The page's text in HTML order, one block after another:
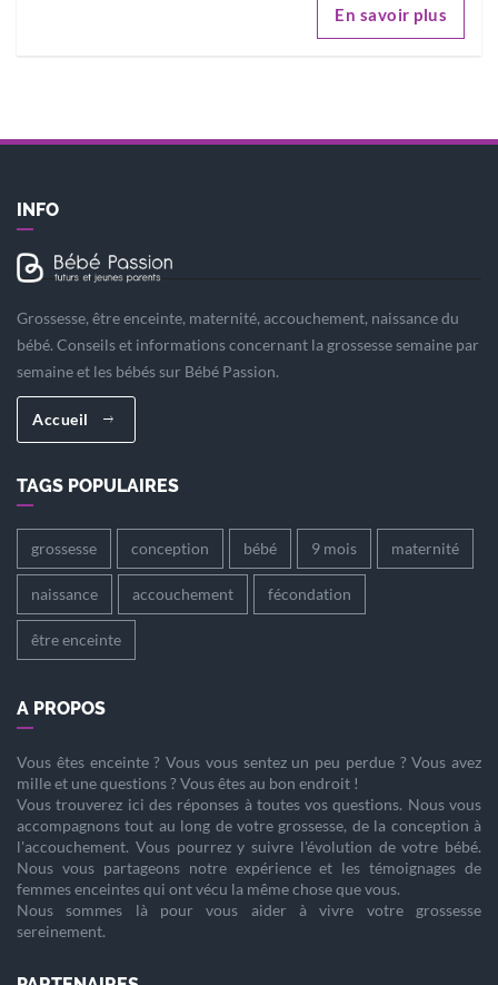
En savoir plus
INFO
Grossesse, être enceinte, maternité, accouchement, naissance du
bébé. Conseils et informations concernant la grossesse semaine par
semaine et les bébés sur Bébé Passion.
Accueil
TAGS POPULAIRES
grossesse conception bébé 9 mois maternité
naissance accouchement fécondation
être enceinte
A PROPOS
Vous êtes enceinte? Vous vous sentez un peu perdue ? Vous avez
mille et une questions ? Vous êtes au bon endroit !
Vous trouverez ici des réponses à toutes vos questions. Nous vous
accompagnons tout au long de votre grossesse, de la conception à
l'accouchement. Vous pourrez y suivre l'évolution de votre bébé.
Nous vous partageons notre expérience et les témoignages de
femmes enceintes qui ont vécu la même chose que vous.
Nous sommes là pour vous aider à vivre votre grossesse
sereinement.